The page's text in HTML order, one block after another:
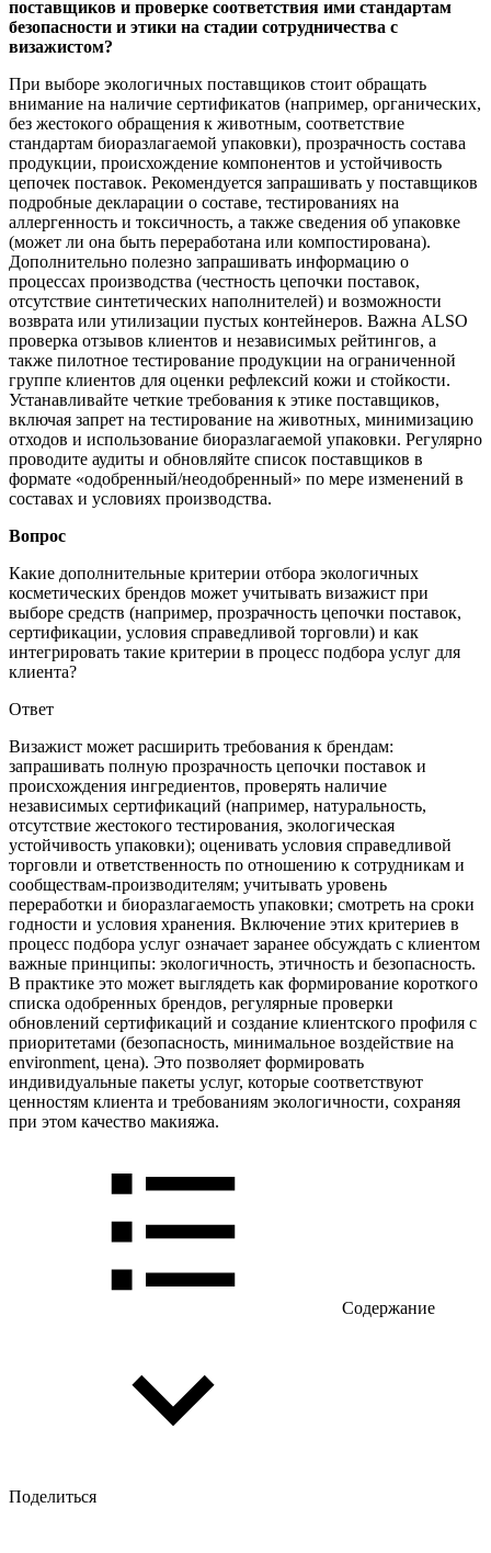
поставщиков и проверке соответствия ими стандартам
безопасности и этики на стадии сотрудничества с
визажистом?
При выборе экологичных поставщиков стоит обращать
внимание на наличие сертификатов (например, органических,
без жестокого обращения к животным, соответствие
стандартам биоразлагаемой упаковки), прозрачность состава
продукции, происхождение компонентов и устойчивость
цепочек поставок. Рекомендуется запрашивать у поставщиков
подробные декларации о составе, тестированиях на
аллергенность и токсичность, а также сведения об упаковке
(может ли она быть переработана или компостирована).
Дополнительно полезно запрашивать информацию о
процессах производства (честность цепочки поставок,
отсутствие синтетических наполнителей) и возможности
возврата или утилизации пустых контейнеров. Важна ALSO
проверка отзывов клиентов и независимых рейтингов, а
также пилотное тестирование продукции на ограниченной
группе клиентов для оценки рефлексий кожи и стойкости.
Устанавливайте четкие требования к этике поставщиков,
включая запрет на тестирование на животных, минимизацию
отходов и использование биоразлагаемой упаковки. Регулярно
проводите аудиты и обновляйте список поставщиков в
формате «одобренный/неодобренный» по мере изменений в
составах и условиях производства.
Вопрос
Какие дополнительные критерии отбора экологичных
косметических брендов может учитывать визажист при
выборе средств (например, прозрачность цепочки поставок,
сертификации, условия справедливой торговли) и как
интегрировать такие критерии в процесс подбора услуг для
клиента?
Ответ
Визажист может расширить требования к брендам:
запрашивать полную прозрачность цепочки поставок и
происхождения ингредиентов, проверять наличие
независимых сертификаций (например, натуральность,
отсутствие жестокого тестирования, экологическая
устойчивость упаковки); оценивать условия справедливой
торговли и ответственность по отношению к сотрудникам и
сообществам-производителям; учитывать уровень
переработки и биоразлагаемость упаковки; смотреть на сроки
годности и условия хранения. Включение этих критериев в
процесс подбора услуг означает заранее обсуждать с клиентом
важные принципы: экологичность, этичность и безопасность.
В практике это может выглядеть как формирование короткого
списка одобренных брендов, регулярные проверки
обновлений сертификаций и создание клиентского профиля с
приоритетами (безопасность, минимальное воздействие на
environment, цена). Это позволяет формировать
индивидуальные пакеты услуг, которые соответствуют
ценностям клиента и требованиям экологичности, сохраняя
при этом качество макияжа.
Содержание
Поделиться